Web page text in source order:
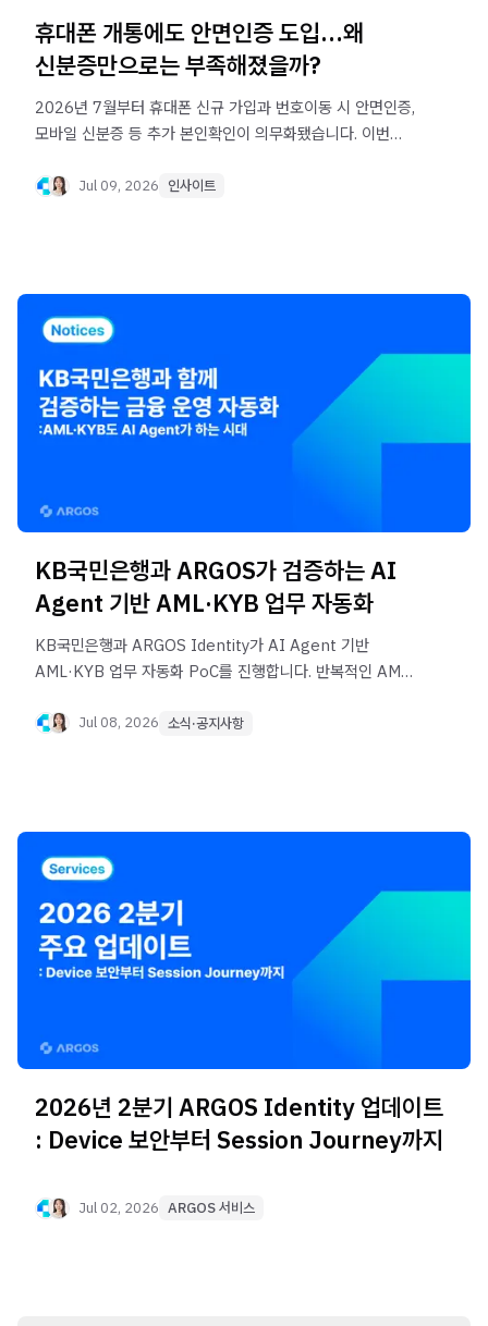
휴대폰 개통에도 안면인증 도입…왜
신분증만으로는 부족해졌을까?
2026년 7월부터 휴대폰 신규 가입과 번호이동 시 안면인증,
모바일 신분증 등 추가 본인확인이 의무화됐습니다. 이번
등 다양한 산업으로 확대되는 이유를 살펴봅니다.
Jul 09, 2026 인사이트
KB국민은행과 ARGOS가 검증하는 AI
Agent 기반 AML·KYB 업무 자동화
KB국민은행과 ARGOS Identity가 AI Agent 기반
AML·KYB 업무 자동화 PoC를 진행합니다. 반복적인 AML
지원하는지, 금융 운영 자동화의 새로운 방향을 소개합니다.
Jul 08, 2026 소식·공지사항
2026년 2분기 ARGOS Identity 업데이트
: Device 보안부터 Session Journey까지
Jul 02, 2026 ARGOS 서비스